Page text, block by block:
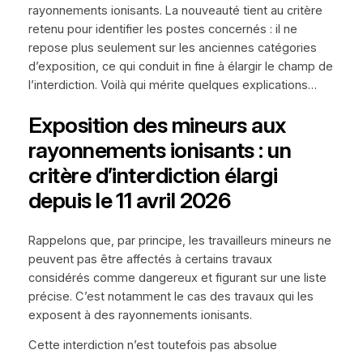
rayonnements ionisants. La nouveauté tient au critère
retenu pour identifier les postes concernés : il ne
repose plus seulement sur les anciennes catégories
d’exposition, ce qui conduit in fine à élargir le champ de
l’interdiction. Voilà qui mérite quelques explications…
Exposition des mineurs aux
rayonnements ionisants : un
critère d’interdiction élargi
depuis le 11 avril 2026
Rappelons que, par principe, les travailleurs mineurs ne
peuvent pas être affectés à certains travaux
considérés comme dangereux et figurant sur une liste
précise. C’est notamment le cas des travaux qui les
exposent à des rayonnements ionisants.
Cette interdiction n’est toutefois pas absolue